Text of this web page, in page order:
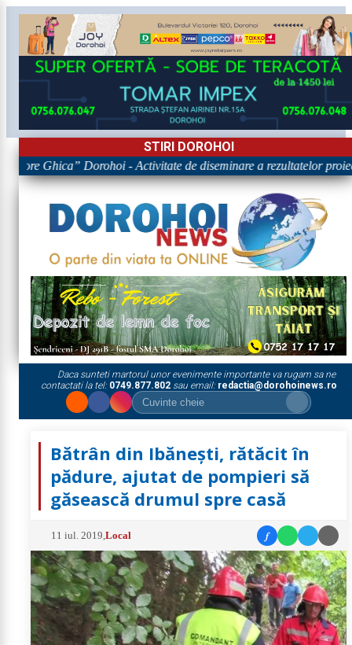
STIRI DOROHOI
Ghica” Dorohoi - Activitate de diseminare a rezultatelor
Daca sunteti martorul unor evenimente importante va rugam sa ne
contactati la tel: 0749.877.802sau email: redactia@dorohoinews.ro
Bătrân din Ibănești, rătăcit în
pădure, ajutat de pompieri să
găsească drumul spre casă
11 iul. 2019 ,Local f